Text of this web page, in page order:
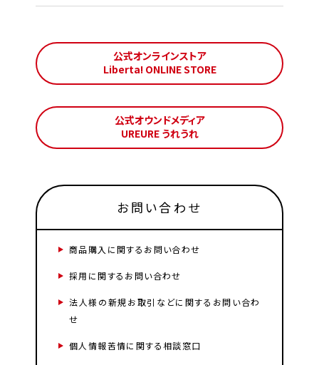
公式オンラインストア
Liberta! ONLINE STORE
公式オウンドメディア
UREURE うれうれ
お問い合わせ
商品購入に関するお問い合わせ
採用に関するお問い合わせ
法人様の新規お取引などに関するお問い合わ
せ
個人情報苦情に関する相談窓口